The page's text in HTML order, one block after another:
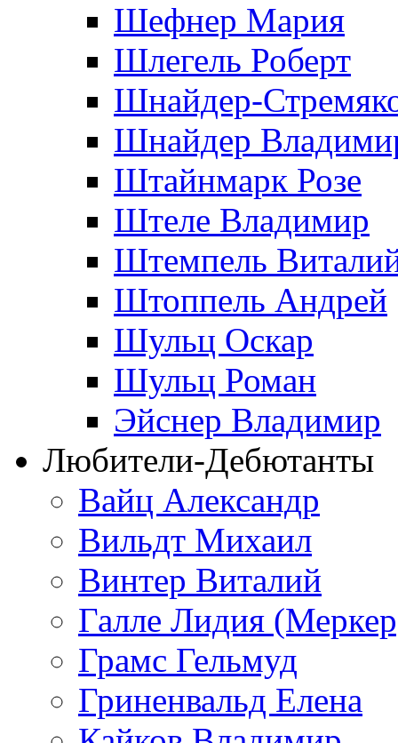
Шефнер Мария
Шлегель Роберт
Шнайдер-
Шнайдер
Штайнмарк Розe
Штеле Владимир
Штемпель
Штоппель Андрей
Шульц Оскар
Шульц Роман
Эйснер Владимир
Любители-Дебютанты
Вайц Александр
Вильдт Михаил
Винтер Виталий
Галле Лидия
Грамс Гельмуд
Гриненвальд Елена